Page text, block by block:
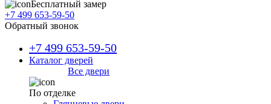
Бесплатный замер
+7 499 653-59-50
Обратный звонок
+7 499 653-59-50
Каталог дверей
Все двери
По отделке